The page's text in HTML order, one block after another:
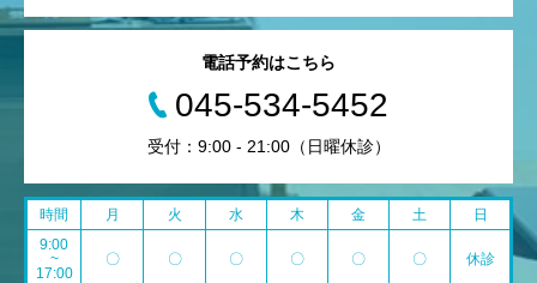
電話予約はこちら
045-534-5452
受付：9:00 - 21:00（日曜休診）
時間 月 火 水 木 金 土
日
9:00
~
17:00
〇 〇 〇 〇 〇 〇 休診